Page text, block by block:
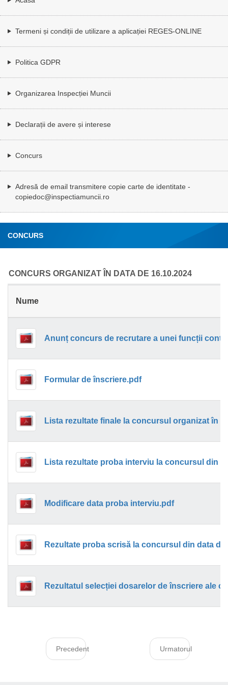
Termeni și condiții de utilizare a aplicației REGES-ONLINE
Politica GDPR
Organizarea Inspecției Muncii
Declarații de avere și interese
Concurs
Adresă de email transmitere copie carte de identitate -
copiedoc@inspectiamuncii.ro
CONCURS
CONCURS ORGANIZAT ÎN DATA DE 16.10.2024
Nume
Formular de înscriere.pdf
Lista rezultate finale la concursul organizat în
Lista rezultate proba interviu la concursul din
Modificare data proba interviu.pdf
Rezultate proba scrisă la concursul din data
Rezultatul selecției dosarelor de înscriere ale
Precedent Urmatorul